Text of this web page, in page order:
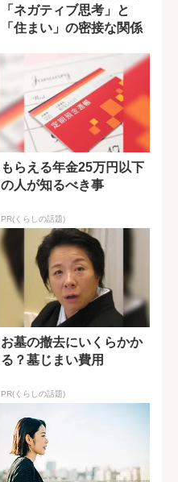
「ネガティブ思考」と
「住まい」の密接な関係
もらえる年金25万円以下
の人が知るべき事
PR(くらしの話題)
お墓の撤去にいくらかか
る？墓じまい費用
PR(くらしの話題)